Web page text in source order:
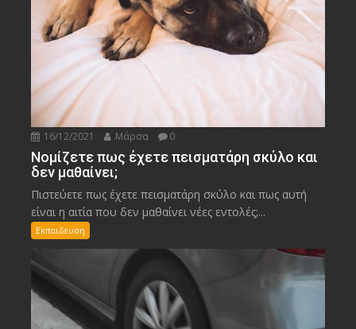
16/12/2021 Μάρσα 0
Νομίζετε πως έχετε πεισματάρη σκύλο και
δεν μαθαίνει;
Πιστεύετε πως έχετε πεισματάρη σκύλο και πως αυτή
είναι η αιτία που δεν μαθαίνει νέες εντολές;...
Εκπαιδευση